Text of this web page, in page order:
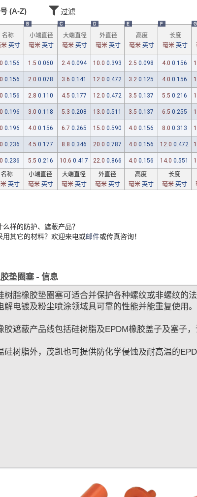
(A-Z) 过滤
名称
英寸
B
小端直径
毫米 英寸
C
大端直径
毫米 英寸
D
外直径
毫米 英寸
E
高度
毫米 英寸
F
长度
毫米 英寸
G
0.156 1.5 0.060 2.4 0.094 10.0 0.393 2.5 0.098 4.0 0.156
0.156 2.0 0.078 3.6 0.141 12.0 0.472 3.2 0.125 4.0 0.156
0.156 2.8 0.110 4.5 0.177 12.0 0.472 3.5 0.137 5.5 0.216
0.196 3.0 0.118 5.3 0.208 13.0 0.511 3.5 0.137 6.5 0.255
0.196 4.0 0.156 6.7 0.265 15.0 0.590 4.0 0.156 8.0 0.313
0.236 4.5 0.177 8.8 0.346 20.0 0.787 4.0 0.156 12.0 0.472
0.236 5.5 0.216 10.6 0.417 22.0 0.866 4.0 0.156 14.0 0.551
名称
英寸
小端直径
毫米 英寸
大端直径
毫米 英寸
外直径
毫米 英寸
高度
毫米 英寸
长度
毫米 英寸
样的防护、遮蔽产品？
用其它的材料？欢迎来电或邮件或传真咨询！
垫圈塞 - 信息
树脂橡胶垫圈塞可适合并保护各种螺纹或非螺纹的
解电镀及粉尘喷涂领域具可靠的性能并能重复使用。
胶遮蔽产品线包括硅树脂及EPDM橡胶盖子及塞子
硅树脂外，茂凯也可提供防化学侵蚀及耐高温的